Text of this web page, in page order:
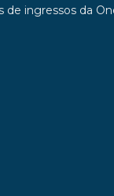
de ingressos da